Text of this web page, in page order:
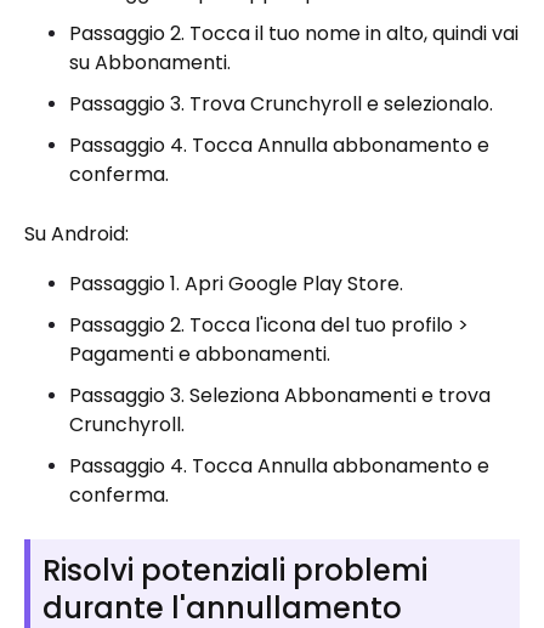
Passaggio 2. Tocca il tuo nome in alto, quindi vai
su Abbonamenti.
Passaggio 3. Trova Crunchyroll e selezionalo.
Passaggio 4. Tocca Annulla abbonamento e
conferma.
Su Android:
Passaggio 1. Apri Google Play Store.
Passaggio 2. Tocca l'icona del tuo profilo >
Pagamenti e abbonamenti.
Passaggio 3. Seleziona Abbonamenti e trova
Crunchyroll.
Passaggio 4. Tocca Annulla abbonamento e
conferma.
Risolvi potenziali problemi
durante l'annullamento